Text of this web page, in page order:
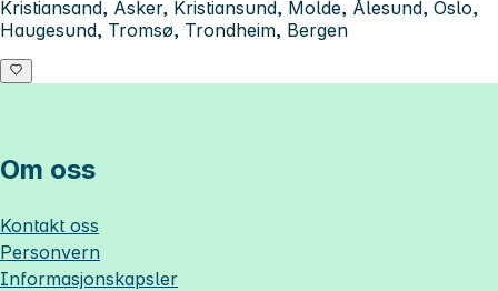
Kristiansand, Asker, Kristiansund, Molde, Ålesund, Oslo,
Haugesund, Tromsø, Trondheim, Bergen
Om oss
Kontakt oss
Personvern
Informasjonskapsler